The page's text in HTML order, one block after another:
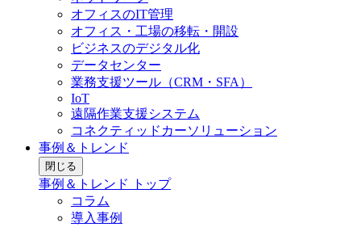
オフィスのIT管理
オフィス・工場の移転・開設
ビジネスのデジタル化
データセンター
業務支援ツール（CRM・SFA）
IoT
遠隔作業支援システム
コネクティッドカーソリューション
事例＆トレンド
閉じる
事例＆トレンド トップ
コラム
導入事例